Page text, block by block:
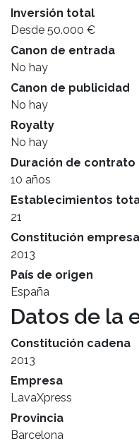
Inversión total
Desde 50.000 €
Canon de entrada
No hay
Canon de publicidad
No hay
Royalty
No hay
Duración de contrato
10 años
Establecimientos
21
Constitución empresa
2013
País de origen
España
Datos de la
Constitución cadena
2013
Empresa
LavaXpress
Provincia
Barcelona